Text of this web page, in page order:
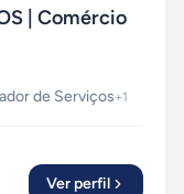
| Comércio
de Serviços+1
Ver perfil